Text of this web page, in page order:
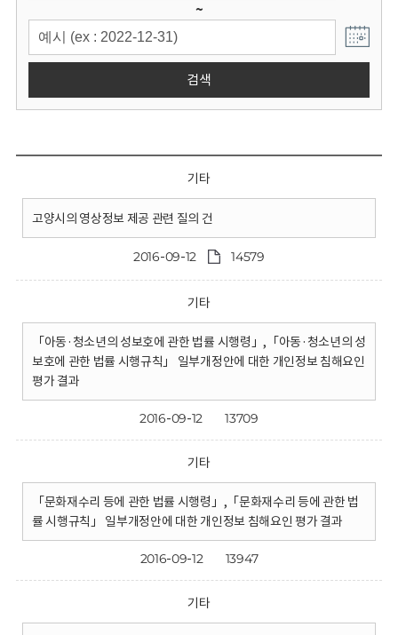
~
검색
기타
고양시의 영상정보 제공 관련 질의 건
2016-09-12 14579
기타
「아동·청소년의 성보호에 관한 법률 시행령」,「아동·청소년의 성
보호에 관한 법률 시행규칙」 일부개정안에 대한 개인정보 침해요인
평가 결과
2016-09-12 13709
기타
「문화재수리 등에 관한 법률 시행령」,「문화재수리 등에 관한 법
률 시행규칙」 일부개정안에 대한 개인정보 침해요인 평가 결과
2016-09-12 13947
기타